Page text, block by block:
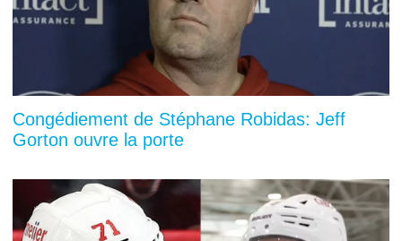
Congédiement de Stéphane Robidas: Jeff
Gorton ouvre la porte